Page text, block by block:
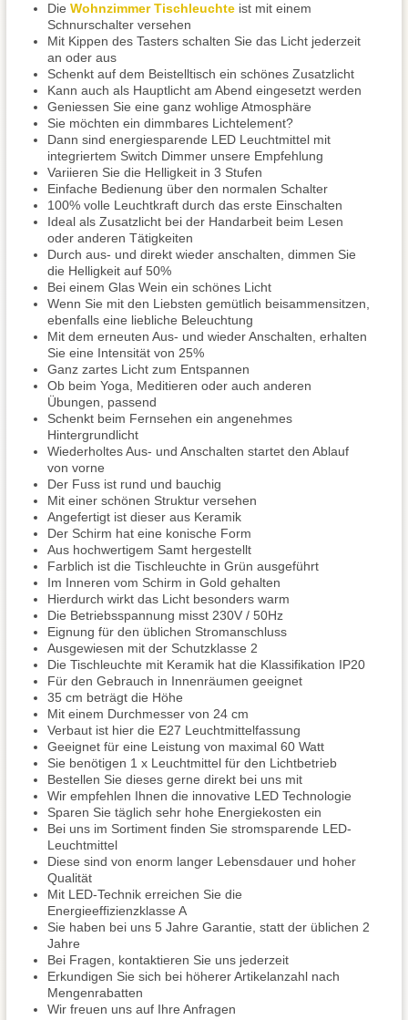
Die Wohnzimmer Tischleuchte ist mit einem
Schnurschalter versehen
Mit Kippen des Tasters schalten Sie das Licht jederzeit
an oder aus
Schenkt auf dem Beistelltisch ein schönes Zusatzlicht
Kann auch als Hauptlicht am Abend eingesetzt werden
Geniessen Sie eine ganz wohlige Atmosphäre
Sie möchten ein dimmbares Lichtelement?
Dann sind energiesparende LED Leuchtmittel mit
integriertem Switch Dimmer unsere Empfehlung
Variieren Sie die Helligkeit in 3 Stufen
Einfache Bedienung über den normalen Schalter
100% volle Leuchtkraft durch das erste Einschalten
Ideal als Zusatzlicht bei der Handarbeit beim Lesen
oder anderen Tätigkeiten
Durch aus- und direkt wieder anschalten, dimmen Sie
die Helligkeit auf 50%
Bei einem Glas Wein ein schönes Licht
Wenn Sie mit den Liebsten gemütlich beisammensitzen,
ebenfalls eine liebliche Beleuchtung
Mit dem erneuten Aus- und wieder Anschalten, erhalten
Sie eine Intensität von 25%
Ganz zartes Licht zum Entspannen
Ob beim Yoga, Meditieren oder auch anderen
Übungen, passend
Schenkt beim Fernsehen ein angenehmes
Hintergrundlicht
Wiederholtes Aus- und Anschalten startet den Ablauf
von vorne
Der Fuss ist rund und bauchig
Mit einer schönen Struktur versehen
Angefertigt ist dieser aus Keramik
Der Schirm hat eine konische Form
Aus hochwertigem Samt hergestellt
Farblich ist die Tischleuchte in Grün ausgeführt
Im Inneren vom Schirm in Gold gehalten
Hierdurch wirkt das Licht besonders warm
Die Betriebsspannung misst 230V / 50Hz
Eignung für den üblichen Stromanschluss
Ausgewiesen mit der Schutzklasse 2
Die Tischleuchte mit Keramik hat die Klassifikation IP20
Für den Gebrauch in Innenräumen geeignet
35 cm beträgt die Höhe
Mit einem Durchmesser von 24 cm
Verbaut ist hier die E27 Leuchtmittelfassung
Geeignet für eine Leistung von maximal 60 Watt
Sie benötigen 1 x Leuchtmittel für den Lichtbetrieb
Bestellen Sie dieses gerne direkt bei uns mit
Wir empfehlen Ihnen die innovative LED Technologie
Sparen Sie täglich sehr hohe Energiekosten ein
Bei uns im Sortiment finden Sie stromsparende LED-
Leuchtmittel
Diese sind von enorm langer Lebensdauer und hoher
Qualität
Mit LED-Technik erreichen Sie die
Energieeffizienzklasse A
Sie haben bei uns 5 Jahre Garantie, statt der üblichen 2
Jahre
Bei Fragen, kontaktieren Sie uns jederzeit
Erkundigen Sie sich bei höherer Artikelanzahl nach
Mengenrabatten
Wir freuen uns auf Ihre Anfragen